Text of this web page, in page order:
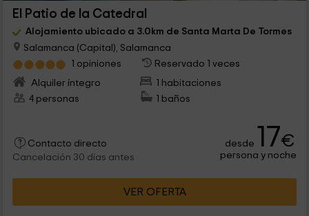
El Patio de la Catedral
Alojamiento ubicado a 3.0km de Santa Marta De Tormes
Salamanca (Capital), Salamanca
1 opiniones
Reservado 1 veces
Alquiler íntegro
1 habitaciones
4 personas
1 baños
Contacto directo
Cancelación 30 días antes
desde 17€
persona y noche
VER OFERTA